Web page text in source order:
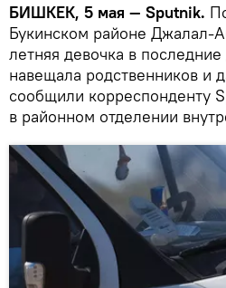
БИШКЕК, 5 мая — Sputnik.
Букинском районе Джалал-
летняя девочка в
навещала родственников и
сообщили корреспонденту
в районном отделении